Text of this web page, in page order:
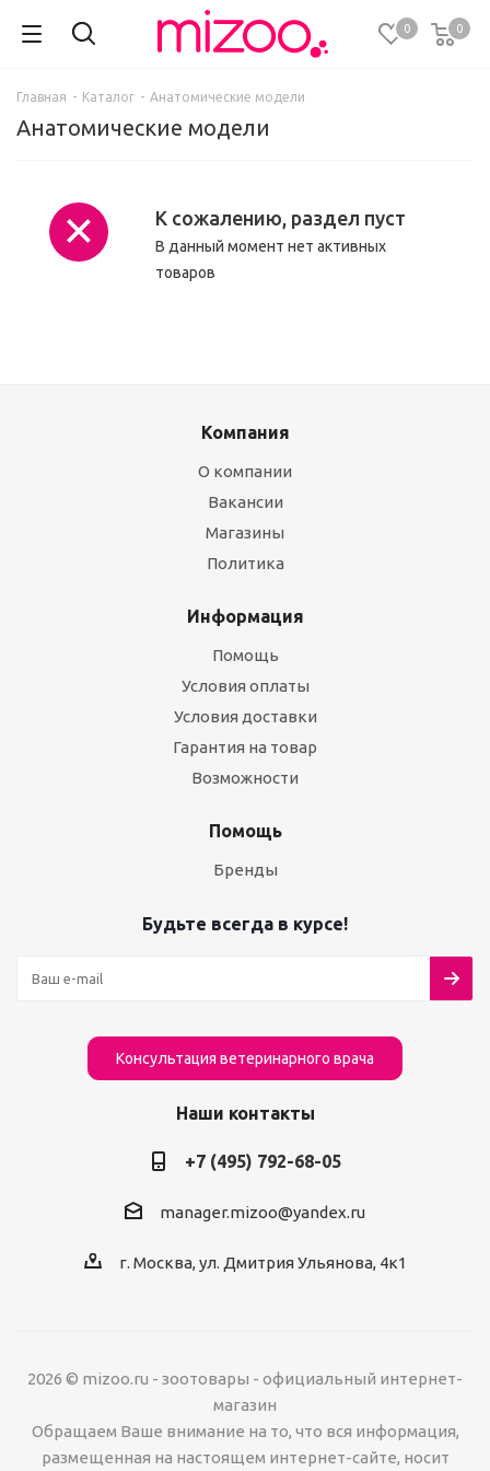
0 0
Главная - Каталог - Анатомические модели
Анатомические модели
К сожалению, раздел пуст
В данный момент нет активных
товаров
Компания
О компании
Вакансии
Магазины
Политика
Информация
Помощь
Условия оплаты
Условия доставки
Гарантия на товар
Возможности
Помощь
Бренды
Будьте всегда в курсе!
Консультация ветеринарного врача
Наши контакты
+7 (495) 792-68-05
manager.mizoo@yandex.ru
г. Москва, ул. Дмитрия Ульянова, 4к1
2026 © mizoo.ru - зоотовары - официальный интернет-
магазин
Обращаем Ваше внимание на то, что вся информация,
размещенная на настоящем интернет-сайте, носит